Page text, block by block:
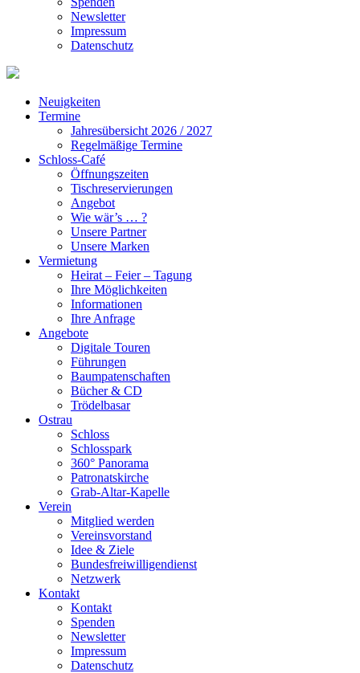
Newsletter
Impressum
Datenschutz
Neuigkeiten
Termine
Jahresübersicht 2026 / 2027
Regelmäßige Termine
Schloss-Café
Öffnungszeiten
Tischreservierungen
Angebot
Wie wär’s … ?
Unsere Partner
Unsere Marken
Vermietung
Heirat – Feier – Tagung
Ihre Möglichkeiten
Informationen
Ihre Anfrage
Angebote
Digitale Touren
Führungen
Baumpatenschaften
Bücher & CD
Trödelbasar
Ostrau
Schloss
Schlosspark
360° Panorama
Patronatskirche
Grab-Altar-Kapelle
Verein
Mitglied werden
Vereinsvorstand
Idee & Ziele
Bundesfreiwilligendienst
Netzwerk
Kontakt
Kontakt
Spenden
Newsletter
Impressum
Datenschutz